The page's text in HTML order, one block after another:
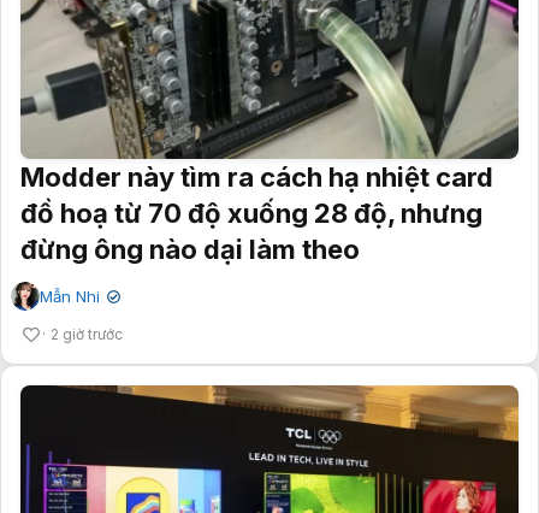
Modder này tìm ra cách hạ nhiệt card
đồ hoạ từ 70 độ xuống 28 độ, nhưng
đừng ông nào dại làm theo
Mẫn Nhi ✔
2 giờ trước